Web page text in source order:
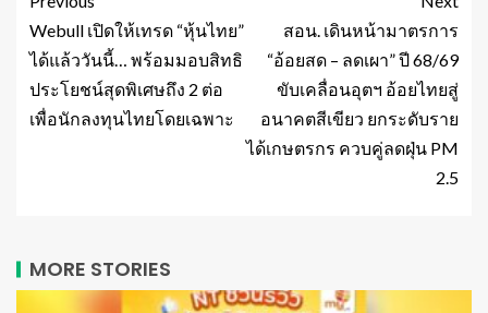
Webull เปิดให้เทรด “หุ้นไทย”
ได้แล้ววันนี้… พร้อมมอบสิทธิ
ประโยชน์สุดพิเศษถึง 2 ต่อ
เพื่อนักลงทุนไทยโดยเฉพาะ
สอน. เดินหน้ามาตรการ
“อ้อยสด – ลดเผา” ปี 68/69
ขับเคลื่อนอุตฯ อ้อยไทยสู่
อนาคตสีเขียว ยกระดับราย
ได้เกษตรกร ควบคู่ลดฝุ่น PM
2.5
MORE STORIES